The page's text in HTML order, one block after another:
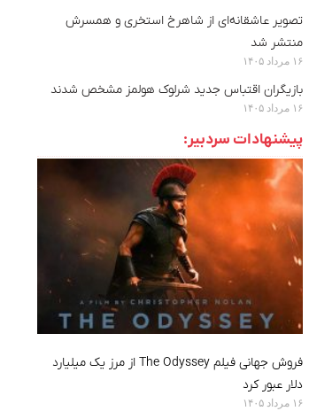
تصویر عاشقانه‌ای از شاهرخ استخری و همسرش
منتشر شد
۱۶ مرداد ۱۴۰۵
بازیگران اقتباس جدید شرلوک هولمز مشخص شدند
۱۶ مرداد ۱۴۰۵
پیشنهادات سردبیر:
فروش جهانی فیلم The Odyssey از مرز یک میلیارد
دلار عبور کرد
۱۶ مرداد ۱۴۰۵